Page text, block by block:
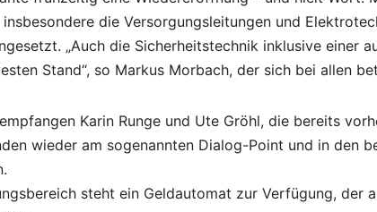
insbesondere die Versorgungsleitungen und
„Auch die Sicherheitstechnik inklusive einer
Stand“, so Markus Morbach, der sich bei allen
Karin Runge und Ute Gröhl, die bereits
wieder am sogenannten Dialog-Point und in den
steht ein Geldautomat zur Verfügung, der